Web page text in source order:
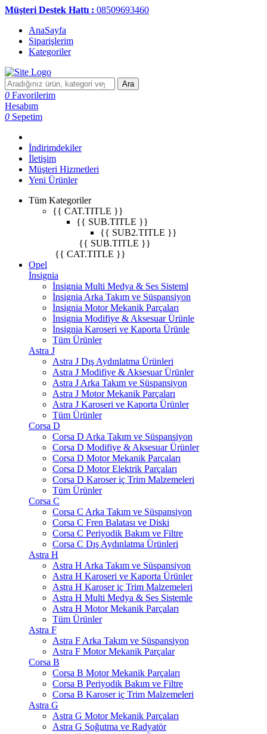
Müşteri Destek Hattı : 08509693460
AnaSayfa
Siparişlerim
Kategoriler
Ara
0 Favorilerim
Hesabım
0 Sepetim
İndirimdekiler
İletişim
Müşteri Hizmetleri
Yeni Ürünler
Tüm Kategoriler
{{ CAT.TITLE }}
{{ SUB.TITLE }}
{{ SUB2.TITLE }}
{{ SUB.TITLE }}
{{ CAT.TITLE }}
Opel
İnsignia
İnsignia Multi Medya & Ses Sisteml
İnsignia Arka Takım ve Süspansiyon
İnsignia Motor Mekanik Parçaları
İnsignia Modifiye & Aksesuar Ürünle
İnsignia Karoseri ve Kaporta Ürünle
Tüm Ürünler
Astra J
Astra J Dış Aydınlatma Ürünleri
Astra J Modifiye & Aksesuar Ürünler
Astra J Arka Takım ve Süspansiyon
Astra J Motor Mekanik Parçaları
Astra J Karoseri ve Kaporta Ürünler
Tüm Ürünler
Corsa D
Corsa D Arka Takım ve Süspansiyon
Corsa D Modifiye & Aksesuar Ürünler
Corsa D Motor Mekanik Parçaları
Corsa D Motor Elektrik Parçaları
Corsa D Karoser iç Trim Malzemeleri
Tüm Ürünler
Corsa C
Corsa C Arka Takım ve Süspansiyon
Corsa C Fren Balatası ve Diski
Corsa C Periyodik Bakım ve Filtre
Corsa C Dış Aydınlatma Ürünleri
Astra H
Astra H Arka Takım ve Süspansiyon
Astra H Karoseri ve Kaporta Ürünler
Astra H Karoser iç Trim Malzemeleri
Astra H Multi Medya & Ses Sistemle
Astra H Motor Mekanik Parçaları
Tüm Ürünler
Astra F
Astra F Arka Takım ve Süspansiyon
Astra F Motor Mekanik Parçalar
Corsa B
Corsa B Motor Mekanik Parçaları
Corsa B Periyodik Bakım ve Filtre
Corsa B Karoser iç Trim Malzemeleri
Astra G
Astra G Motor Mekanik Parçaları
Astra G Soğutma ve Radyatör